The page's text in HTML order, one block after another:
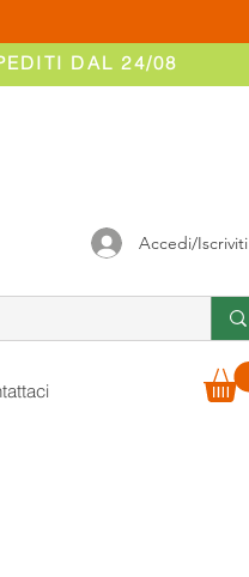
DAL 24/08
Accedi/Iscriviti